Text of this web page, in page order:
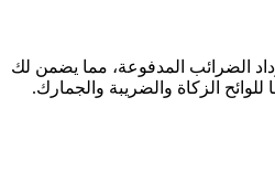
الضرائب المدفوعة، مما يضمن لك
للوائح الزكاة والضريبة والجمارك.